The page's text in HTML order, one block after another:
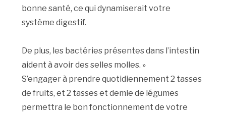
bonne santé, ce qui dynamiserait votre
système digestif.
De plus, les bactéries présentes dans l’intestin
aident à avoir des selles molles. »
S’engager à prendre quotidiennement 2 tasses
de fruits, et 2 tasses et demie de légumes
permettra le bon fonctionnement de votre